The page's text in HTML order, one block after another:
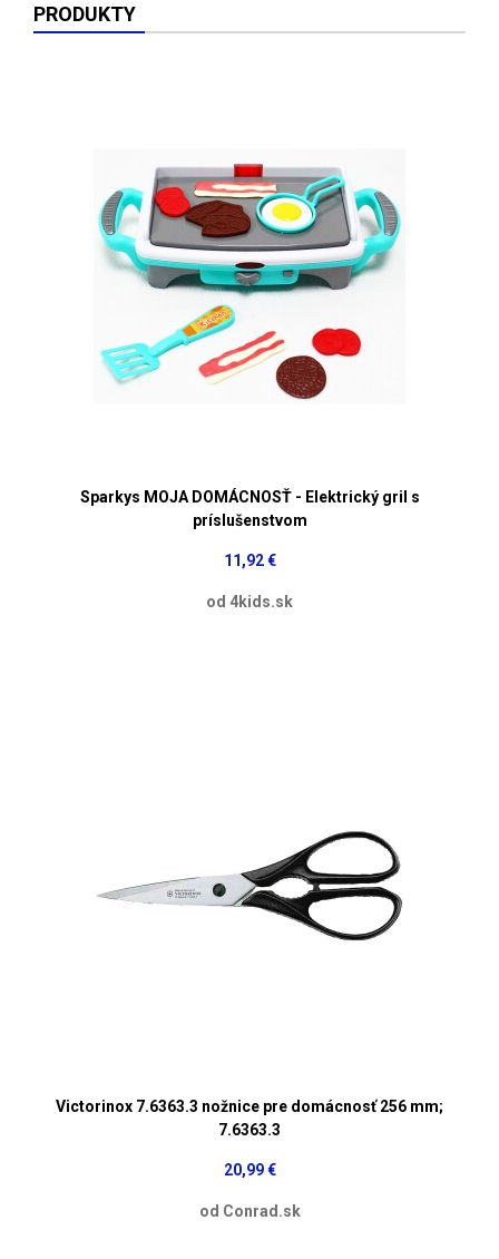
PRODUKTY
Sparkys MOJA DOMÁCNOSŤ - Elektrický gril s
príslušenstvom
11,92 €
od 4kids.sk
Victorinox 7.6363.3 nožnice pre domácnosť 256 mm;
7.6363.3
20,99 €
od Conrad.sk